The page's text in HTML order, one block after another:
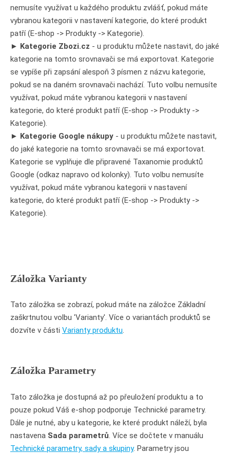
nemusíte využívat u každého produktu zvlášť, pokud máte
vybranou kategorii v nastavení kategorie, do které produkt
patří (E-shop -> Produkty -> Kategorie).
► Kategorie Zbozi.cz - u produktu můžete nastavit, do jaké
kategorie na tomto srovnavači se má exportovat. Kategorie
se vypíše při zapsání alespoň 3 písmen z názvu kategorie,
pokud se na daném srovnavači nachází. Tuto volbu nemusíte
využívat, pokud máte vybranou kategorii v nastavení
kategorie, do které produkt patří (E-shop -> Produkty ->
Kategorie).
► Kategorie Google nákupy - u produktu můžete nastavit,
do jaké kategorie na tomto srovnavači se má exportovat.
Kategorie se vyplňuje dle připravené Taxanomie produktů
Google (odkaz napravo od kolonky). Tuto volbu nemusíte
využívat, pokud máte vybranou kategorii v nastavení
kategorie, do které produkt patří (E-shop -> Produkty ->
Kategorie).
Záložka Varianty
Tato záložka se zobrazí, pokud máte na záložce Základní
zaškrtnutou volbu 'Varianty'. Více o variantách produktů se
dozvíte v části Varianty produktu.
Záložka Parametry
Tato záložka je dostupná až po přeuložení produktu a to
pouze pokud Váš e-shop podporuje Technické parametry.
Dále je nutné, aby u kategorie, ke které produkt náleží, byla
nastavena Sada parametrů . Více se dočtete v manuálu
Technické parametry, sady a skupiny. Parametry jsou